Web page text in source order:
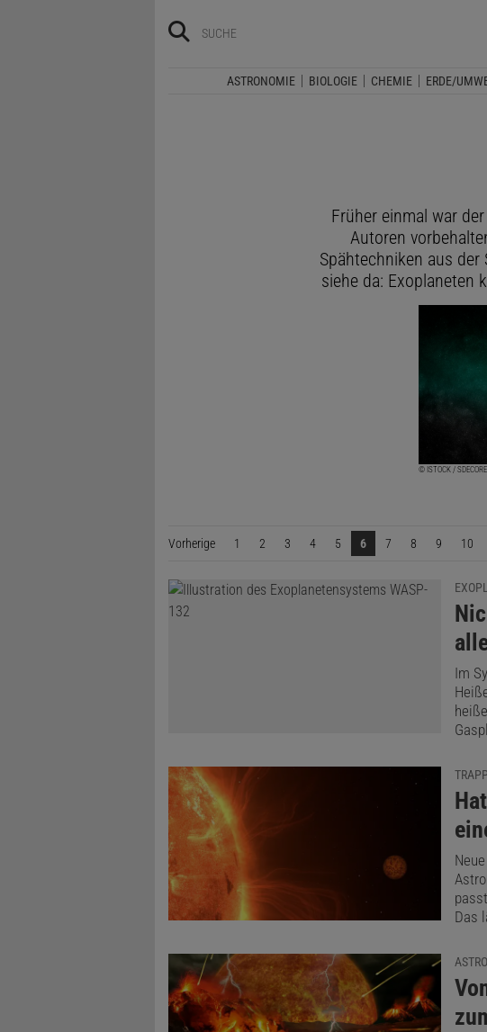
ASTRONOMIE BIOLOGIE CHEMIE ERDE/
Früher einmal war
Autoren
Spähtechniken aus der
siehe da: Exoplaneten
© ISTOCK /
Vorherige Seite1 2 3 4 5 6 7 8 9 10
:
Im
:
Das
: